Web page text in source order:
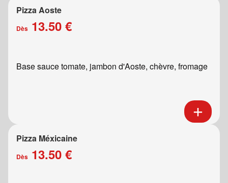
Pizza Aoste
Dès 13.50 €
Base sauce tomate, jambon d'Aoste, chèvre, fromage
Pizza Méxicaine
Dès 13.50 €